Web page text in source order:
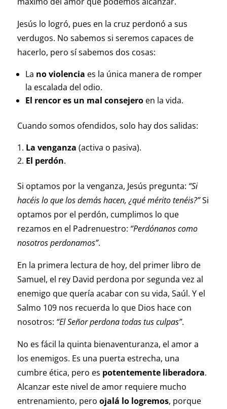
Jesús lo logró, pues en la cruz perdonó a sus
verdugos. No sabemos si seremos capaces de
hacerlo, pero sí sabemos dos cosas:
La no violencia es la única manera de romper
la escalada del odio.
El rencor es un mal consejeroen la vida.
Cuando somos ofendidos, solo hay dos salidas:
La venganza (activa o pasiva).
El perdón.
Si optamos por la venganza, Jesús pregunta: “Si
hacéis lo que los demás hacen, ¿qué mérito tenéis?”Si
optamos por el perdón, cumplimos lo que
rezamos en el Padrenuestro: “Perdónanos como
nosotros perdonamos”.
En la primera lectura de hoy, del primer libro de
Samuel, el rey David perdona por segunda vez al
enemigo que quería acabar con su vida, Saúl. Y el
Salmo 109 nos recuerda lo que Dios hace con
nosotros: “El Señor perdona todas tus culpas”.
No es fácil la quinta bienaventuranza, el amor a
los enemigos. Es una puerta estrecha, una
cumbre ética, pero es potentemente liberadora.
Alcanzar este nivel de amor requiere mucho
entrenamiento, pero ojalá lo logremos, porque